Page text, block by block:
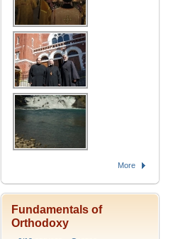
More
Fundamentals of
Orthodoxy